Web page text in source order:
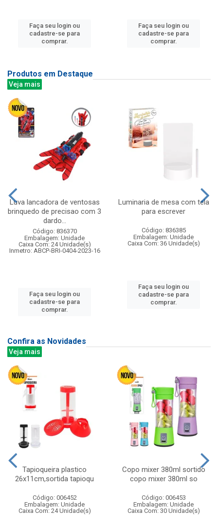
Faça seu login ou
cadastre-se para
comprar.
Faça seu login ou
cadastre-se para
comprar.
Produtos em Destaque
Veja mais
Luva lancadora de ventosas
brinquedo de precisao com 3
dardo...
Código: 836370
Embalagem: Unidade
Caixa Com: 24 Unidade(s)
Inmetro: ABCP-BRI-0404-2023-16
Faça seu login ou
cadastre-se para
comprar.
Luminaria de mesa com tela
para escrever
Código: 836385
Embalagem: Unidade
Caixa Com: 36 Unidade(s)
Faça seu login ou
cadastre-se para
comprar.
Confira as Novidades
Veja mais
Tapioqueira plastico
26x11cm,sortida tapioqu
Código: 006452
Embalagem: Unidade
Caixa Com: 24 Unidade(s)
Copo mixer 380ml sortido
copo mixer 380ml so
Código: 006453
Embalagem: Unidade
Caixa Com: 30 Unidade(s)